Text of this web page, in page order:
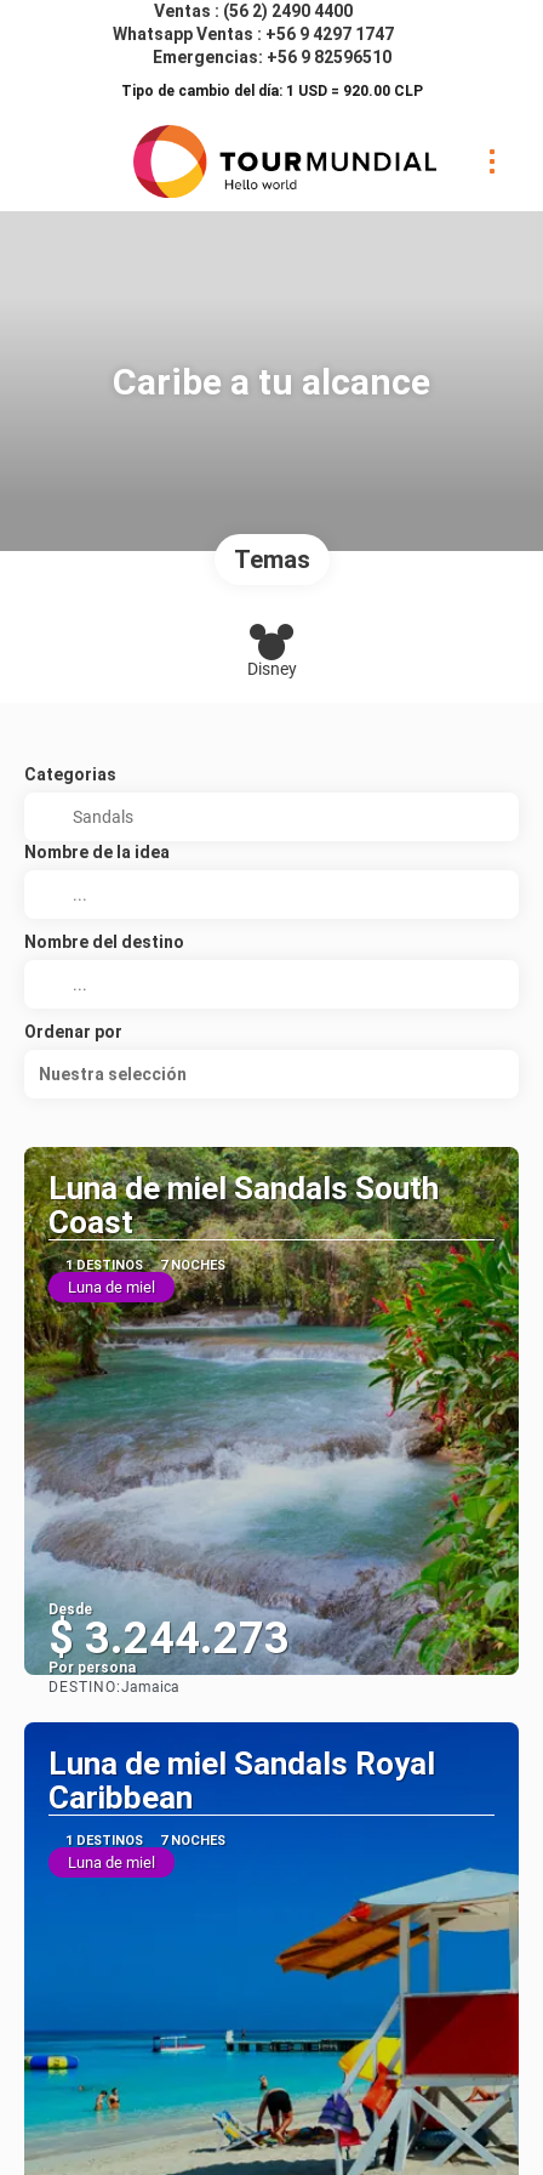
Ventas : (56 2) 2490 4400
Whatsapp Ventas : +56 9 4297 1747
Emergencias: +56 9 82596510
Tipo de cambio del día: 1 USD = 920.00 CLP
Caribe a tu alcance
Temas
Disney
Categorias
Nombre de la idea
Nombre del destino
Ordenar por
Nuestra selección
Luna de miel Sandals South
Coast
1 DESTINOS 7 NOCHES
Luna de miel
Desde
$ 3.244.273
Por persona
DESTINO:Jamaica
Luna de miel Sandals Royal
Caribbean
1 DESTINOS 7 NOCHES
Luna de miel